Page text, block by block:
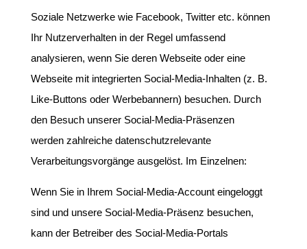
Soziale Netzwerke wie Facebook, Twitter etc. können
Ihr Nutzerverhalten in der Regel umfassend
analysieren, wenn Sie deren Webseite oder eine
Webseite mit integrierten Social-Media-Inhalten (z. B.
Like-Buttons oder Werbebannern) besuchen. Durch
den Besuch unserer Social-Media-Präsenzen
werden zahlreiche datenschutzrelevante
Verarbeitungsvorgänge ausgelöst. Im Einzelnen:
Wenn Sie in Ihrem Social-Media-Account eingeloggt
sind und unsere Social-Media-Präsenz besuchen,
kann der Betreiber des Social-Media-Portals